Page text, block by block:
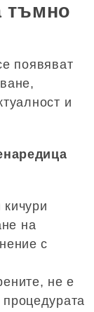
тъмно
появяват
и
на
с
не е